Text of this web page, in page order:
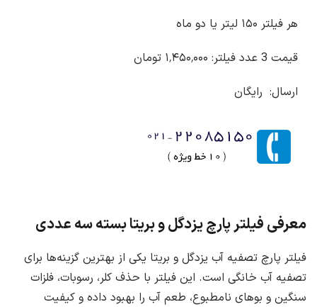
هر فیلتر ۱۵۰ لیتر یا دو ماه
قیمت 3 عدد فیلتر: ۱٬۴۵۰٬۰۰۰ تومان
ارسال: رایگان
معرفی فیلتر پارچ یزدگل و بریتا بسته سه عددی
فیلتر پارچ تصفیه آب یزدگل و بریتا یکی از بهترین گزینه‌ها برای
تصفیه آب خانگی است. این فیلتر با حذف کلر، رسوبات، فلزات
سنگین و بوهای نامطبوع، طعم آب را بهبود داده و کیفیت